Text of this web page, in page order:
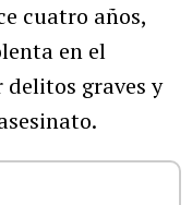
cuatro años,
en el
graves y